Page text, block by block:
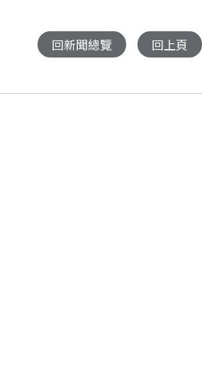
回新聞總覽 回上頁